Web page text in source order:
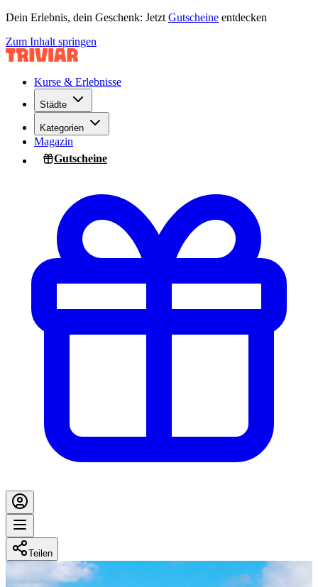
Dein Erlebnis, dein Geschenk: Jetzt Gutscheine entdecken
Zum Inhalt springen
Kurse & Erlebnisse
Städte
Kategorien
Magazin
Gutscheine
Teilen